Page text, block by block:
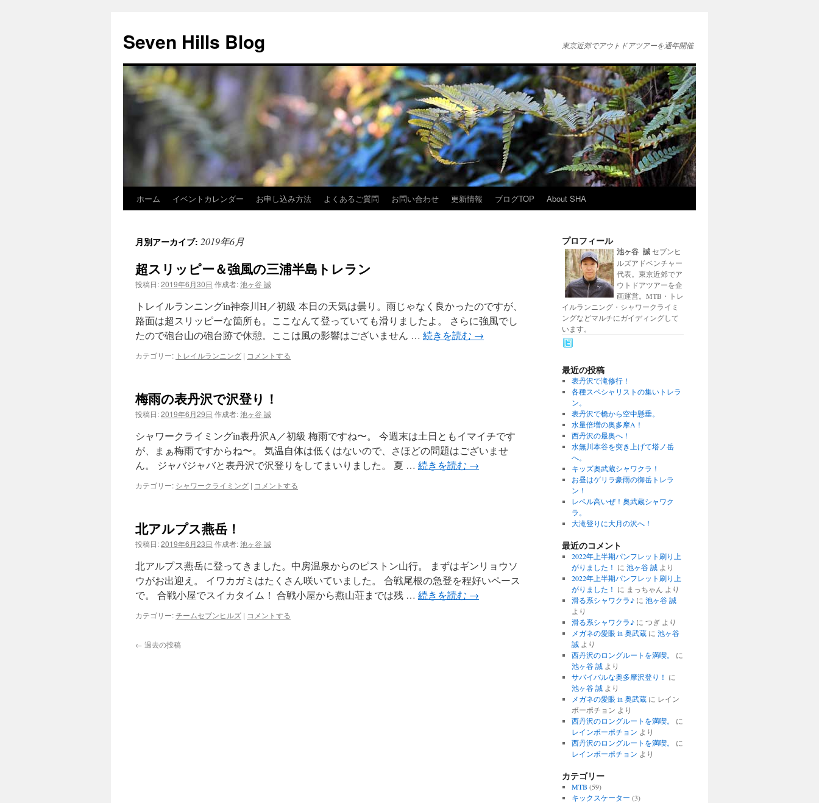
Seven Hills Blog 東京近郊でアウトドアツアーを通年開催
テ
ホーム イベントカレンダー お申し込み方法 よくあるご質問 お問い合わせ 更新情報 ブログTOP About SHA
月別アーカイブ: 2019年6月
超スリッピー＆強風の三浦半島トレラン
投稿日:2019年6月30日 作成者:池ヶ谷 誠
トレイルランニングin神奈川H／初級 本日の天気は曇り。雨じゃなく良かったのですが、
路面は超スリッピーな箇所も。ここなんて登っていても滑りましたよ。 さらに強風でし
たので砲台山の砲台跡で休憩。ここは風の影響はございません … 続きを読む →
カテゴリー: トレイルランニング | コメントする
梅雨の表丹沢で沢登り！
投稿日:2019年6月29日 作成者:池ヶ谷 誠
シャワークライミングin表丹沢A／初級 梅雨ですね〜。 今週末は土日ともイマイチです
が、まぁ梅雨ですからね〜。 気温自体は低くはないので、さほどの問題はございませ
ん。 ジャバジャバと表丹沢で沢登りをしてまいりました。 夏 … 続きを読む →
カテゴリー: シャワークライミング | コメントする
北アルプス燕岳！
投稿日:2019年6月23日 作成者:池ヶ谷 誠
北アルプス燕岳に登ってきました。中房温泉からのピストン山行。 まずはギンリョウソ
ウがお出迎え。 イワカガミはたくさん咲いていました。 合戦尾根の急登を程好いペース
で。 合戦小屋でスイカタイム！ 合戦小屋から燕山荘までは残 … 続きを読む →
カテゴリー:チームセブンヒルズ | コメントする
← 過去の投稿
プロフィール
池ヶ谷 誠 セブンヒ
ルズアドベンチャー
代表。東京近郊でア
ウトドアツアーを企
画運営。MTB・トレ
イルランニング・シャワークライミ
ングなどマルチにガイディングして
います。
最近の投稿
表丹沢で滝修行！
各種スペシャリストの集いトレラ
ン。
表丹沢で橋から空中懸垂。
水量倍増の奥多摩A！
西丹沢の最奥へ！
水無川本谷を突き上げて塔ノ岳
へ。
キッズ奥武蔵シャワクラ！
お昼はゲリラ豪雨の御岳トレラ
ン！
レベル高いぜ！奥武蔵シャワク
ラ。
大滝登りに大月の沢へ！
最近のコメント
2022年上半期パンフレット刷り上
がりました！ に 池ヶ谷 誠より
2022年上半期パンフレット刷り上
がりました！ に まっちゃん より
滑る系シャワクラ♪に 池ヶ谷 誠
より
滑る系シャワクラ♪に つぎより
メガネの愛眼 in 奥武蔵に 池ヶ谷
誠より
西丹沢のロングルートを満喫。
に
池ヶ谷 誠より
サバイバルな奥多摩沢登り！ に
池ヶ谷 誠より
メガネの愛眼 in 奥武蔵に レイン
ボーポチョン より
西丹沢のロングルートを満喫。
に
レインボーポチョン より
西丹沢のロングルートを満喫。
に
レインボーポチョン より
カテゴリー
MTB (59)
キックスケーター (3)